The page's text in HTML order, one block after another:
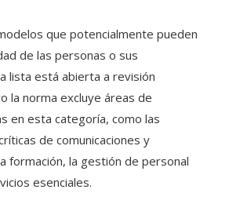
que potencialmente pueden
de las personas o sus
lista está abierta a revisión
la norma excluye áreas de
en esta categoría, como las
de comunicaciones y
formación, la gestión de personal
esenciales.